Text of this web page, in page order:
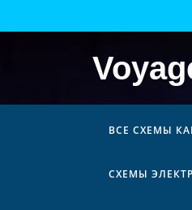
ВСЕ СХЕМЫ
СХЕМЫ